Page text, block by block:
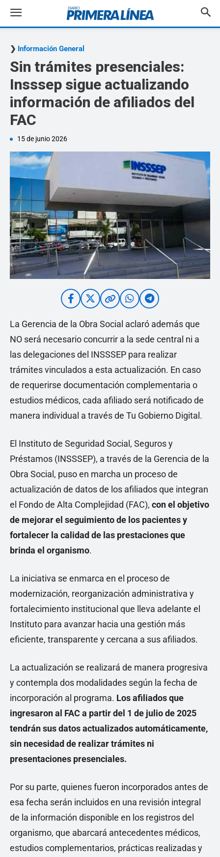
Información General
Sin trámites presenciales:
Insssep sigue actualizando
información de afiliados del
FAC
15 de junio 2026
La Gerencia de la Obra Social aclaró además que
NO será necesario concurrir a la sede central ni a
las delegaciones del INSSSEP para realizar
trámites vinculados a esta actualización. En caso
de requerirse documentación complementaria o
estudios médicos, cada afiliado será notificado de
manera individual a través de Tu Gobierno Digital.
El Instituto de Seguridad Social, Seguros y
Préstamos (INSSSEP), a través de la Gerencia de la
Obra Social, puso en marcha un proceso de
actualización de datos de los afiliados que integran
el Fondo de Alta Complejidad (FAC), con el objetivo
de mejorar el seguimiento de los pacientes y
fortalecer la calidad de las prestaciones que
brinda el organismo.
La iniciativa se enmarca en el proceso de
modernización, reorganización administrativa y
fortalecimiento institucional que lleva adelante el
Instituto para avanzar hacia una gestión más
eficiente, transparente y cercana a sus afiliados.
La actualización se realizará de manera progresiva
y contempla dos modalidades según la fecha de
incorporación al programa. Los afiliados que
ingresaron al FAC a partir del 1 de julio de 2025
tendrán sus datos actualizados automáticamente,
sin necesidad de realizar trámites ni
presentaciones presenciales.
Por su parte, quienes fueron incorporados antes de
esa fecha serán incluidos en una revisión integral
de la información disponible en los registros del
organismo, que abarcará antecedentes médicos,
estudios complementarios, prácticas realizadas y